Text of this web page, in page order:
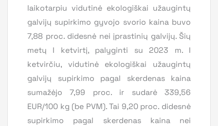
laikotarpiu vidutinė ekologiškai užaugintų
galvijų supirkimo gyvojo svorio kaina buvo
7,88 proc. didesnė nei įprastinių galvijų. Šių
metų I ketvirtį, palyginti su 2023 m. I
ketvirčiu, vidutinė ekologiškai užaugintų
galvijų supirkimo pagal skerdenas kaina
sumažėjo 7,99 proc. ir sudarė 339,56
EUR/100 kg (be PVM). Tai 9,20 proc. didesnė
supirkimo pagal skerdenas kaina nei